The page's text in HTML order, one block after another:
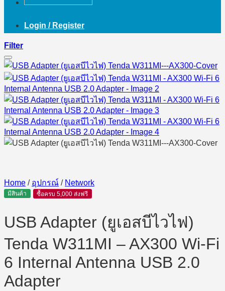
Login / Register
Filter
Home / อุปกรณ์ / Network
มีสินค้า ซื้อครบ 5,000 ส่งฟรี
USB Adapter (ยูเอสบีไวไฟ)
Tenda W311MI – AX300 Wi-Fi
6 Internal Antenna USB 2.0
Adapter